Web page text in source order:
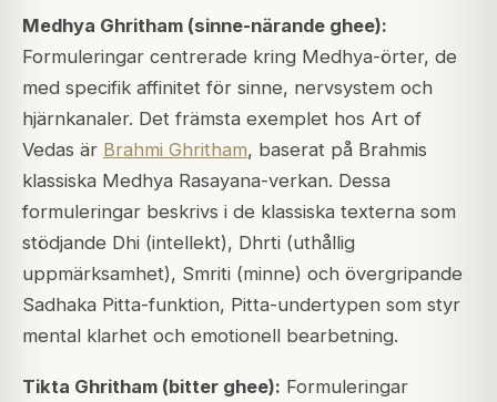
Medhya Ghritham (sinne-närande ghee):
Formuleringar centrerade kring Medhya-örter, de
med specifik affinitet för sinne, nervsystem och
hjärnkanaler. Det främsta exemplet hos Art of
Vedas är Brahmi Ghritham, baserat på Brahmis
klassiska Medhya Rasayana-verkan. Dessa
formuleringar beskrivs i de klassiska texterna som
stödjande Dhi (intellekt), Dhrti (uthållig
uppmärksamhet), Smriti (minne) och övergripande
Sadhaka Pitta-funktion, Pitta-undertypen som styr
mental klarhet och emotionell bearbetning.
Tikta Ghritham (bitter ghee): Formuleringar